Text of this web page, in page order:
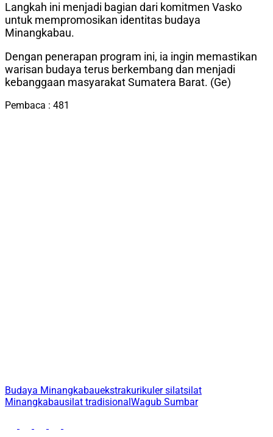
Langkah ini menjadi bagian dari komitmen Vasko
untuk mempromosikan identitas budaya
Minangkabau.
Dengan penerapan program ini, ia ingin memastikan
warisan budaya terus berkembang dan menjadi
kebanggaan masyarakat Sumatera Barat. (Ge)
Pembaca : 481
Budaya Minangkabauekstrakurikuler silatsilat
Minangkabausilat tradisional Wagub Sumbar